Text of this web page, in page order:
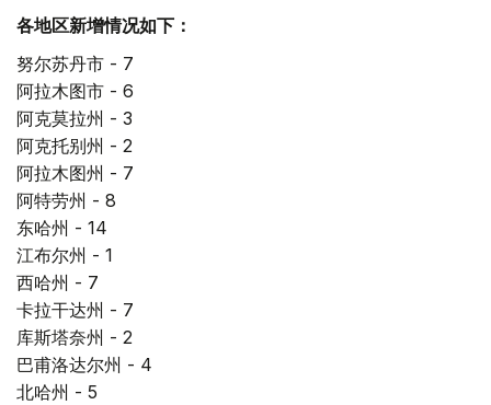
各地区新增情况如下：
努尔苏丹市 - 7
阿拉木图市 - 6
阿克莫拉州 - 3
阿克托别州 - 2
阿拉木图州 - 7
阿特劳州 - 8
东哈州 - 14
江布尔州 - 1
西哈州 - 7
卡拉干达州 - 7
库斯塔奈州 - 2
巴甫洛达尔州 - 4
北哈州 - 5